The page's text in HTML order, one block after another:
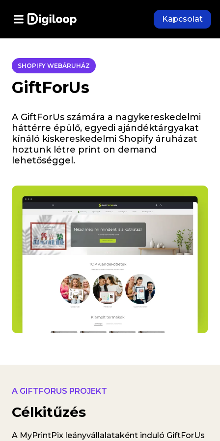
Kapcsolat
SHOPIFY WEBÁRUHÁZ
GiftForUs
A GiftForUs számára a nagykereskedelmi
háttérre épülő, egyedi ajándéktárgyakat
kínáló kiskereskedelmi Shopify áruházat
hoztunk létre print on demand
lehetőséggel.
A GIFTFORUS PROJEKT
Célkitűzés
A MyPrintPix leányvállalataként induló GiftForUs